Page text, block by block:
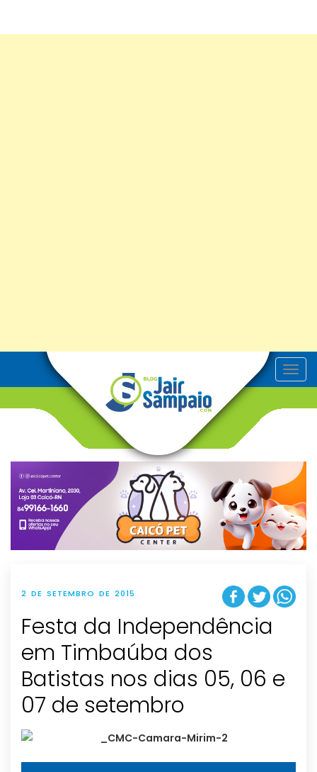
T
o
v
g
t
i
o
n
2 DE SETEMBRO DE 2015
Festa da Independência
em Timbaúba dos
Batistas nos dias 05, 06 e
07 de setembro